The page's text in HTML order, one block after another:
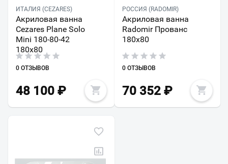
ИТАЛИЯ (CEZARES)
Акриловая ванна
Cezares Plane Solo
Mini 180-80-42
180х80
0 ОТЗЫВОВ
48 100 ₽
РОССИЯ (RADOMIR)
Акриловая ванна
Radomir Прованс
180х80
0 ОТЗЫВОВ
70 352₽